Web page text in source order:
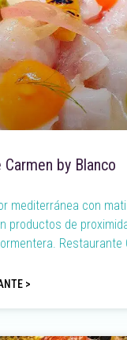
Carmen by Blanco
mediterránea con
productos de
Restaurante
>